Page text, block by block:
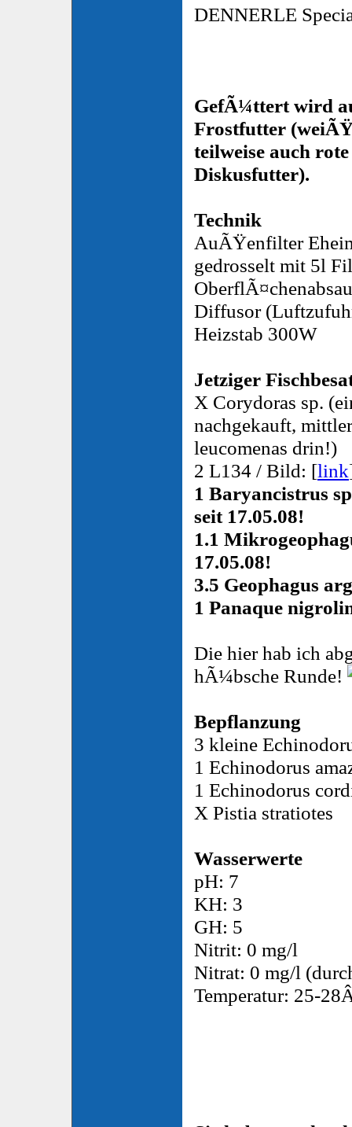
DENNERLE
GefÃ¼ttert wird
Frostfutter
teilweise auch
Diskusfutter).
Technik
AuÃŸenfilter
gedrosselt mit 5l
Diffusor
Heizstab 300W
Jetziger
X Corydoras sp.
nachgekauft,
leucomenas drin!)
2 L134 / Bild: [link
1 Baryancistrus
seit 17.05.08!
1.1
17.05.08!
3.5 Geophagus
1 Panaque
Die hier hab ich
hÃ¼bsche Runde!
Bepflanzung
3 kleine
1 Echinodorus
1 Echinodorus
X Pistia stratiotes
Wasserwerte
pH: 7
KH: 3
GH: 5
Nitrit: 0 mg/l
Nitrat: 0 mg/l
Temperatur: 25-